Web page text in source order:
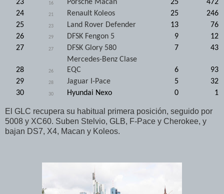
23
16 Porsche Macan 25
472
24
21 Renault Koleos 25
246
25
23 Land Rover Defender 13
76
26
29 DFSK Fengon 5 9
12
27
27 DFSK Glory 580 7 43
28 26
Mercedes-Benz Clase
EQC
6
93
29
28 Jaguar I-Pace 5
32
30
30 Hyundai Nexo 0 1
El GLC recupera su habitual primera posición, seguido por
5008 y XC60. Suben Stelvio, GLB, F-Pace y Cherokee, y
bajan DS7, X4, Macan y Koleos.